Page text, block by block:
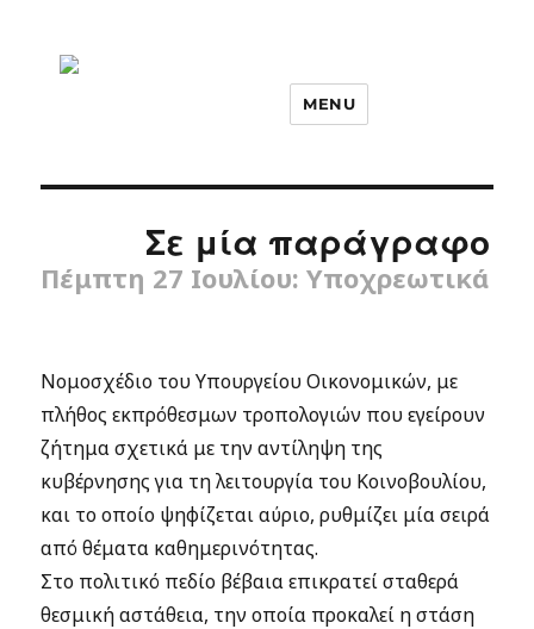
MENU
Σε μία παράγραφο
Πέμπτη 27 Ιουλίου: Υποχρεωτικά
Νομοσχέδιο του Υπουργείου Οικονομικών, με
πλήθος εκπρόθεσμων τροπολογιών που εγείρουν
ζήτημα σχετικά με την αντίληψη της
κυβέρνησης για τη λειτουργία του Κοινοβουλίου,
και το οποίο ψηφίζεται αύριο, ρυθμίζει μία σειρά
από θέματα καθημερινότητας.
Στο πολιτικό πεδίο βέβαια επικρατεί σταθερά
θεσμική αστάθεια, την οποία προκαλεί η στάση